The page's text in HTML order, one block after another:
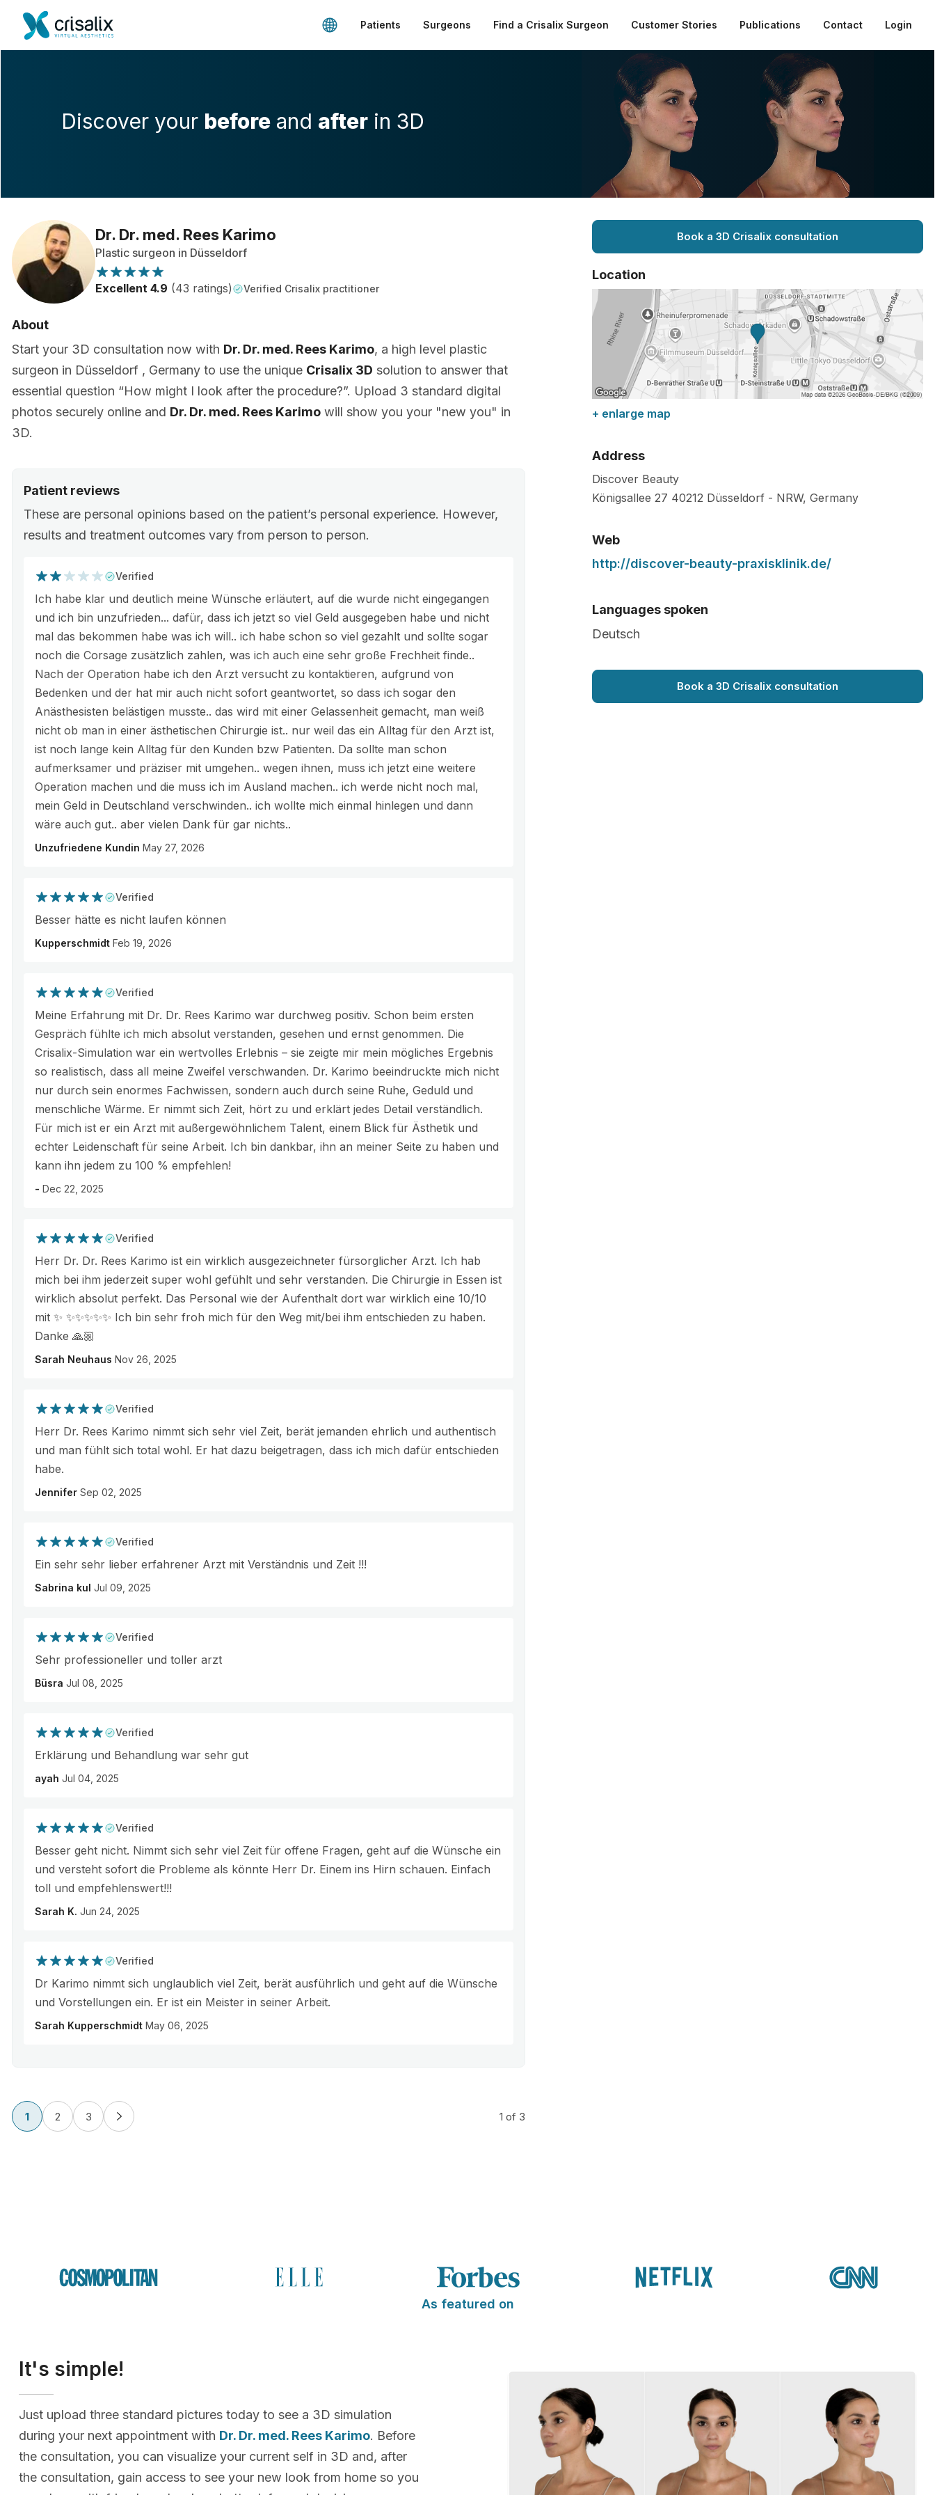
Patients Surgeons Find a Crisalix Surgeon Customer Stories Publications Contact Login
Discover your before and after in 3D
Dr. Dr. med. Rees Karimo
Plastic surgeon in Düsseldorf
Excellent 4.9 (43 ratings) Verified Crisalix practitioner
About
Start your 3D consultation now with Dr. Dr. med. Rees Karimo, a high level plastic
surgeon in Düsseldorf , Germany to use the unique Crisalix 3D solution to answer that
essential question “How might I look after the procedure?”. Upload 3 standard digital
photos securely online and Dr. Dr. med. Rees Karimo will show you your "new you" in
3D.
Patient reviews
These are personal opinions based on the patient’s personal experience. However,
results and treatment outcomes vary from person to person.
Verified
Ich habe klar und deutlich meine Wünsche erläutert, auf die wurde nicht eingegangen
und ich bin unzufrieden... dafür, dass ich jetzt so viel Geld ausgegeben habe und nicht
mal das bekommen habe was ich will.. ich habe schon so viel gezahlt und sollte sogar
noch die Corsage zusätzlich zahlen, was ich auch eine sehr große Frechheit finde..
Nach der Operation habe ich den Arzt versucht zu kontaktieren, aufgrund von
Bedenken und der hat mir auch nicht sofort geantwortet, so dass ich sogar den
Anästhesisten belästigen musste.. das wird mit einer Gelassenheit gemacht, man weiß
nicht ob man in einer ästhetischen Chirurgie ist.. nur weil das ein Alltag für den Arzt ist,
ist noch lange kein Alltag für den Kunden bzw Patienten. Da sollte man schon
aufmerksamer und präziser mit umgehen.. wegen ihnen, muss ich jetzt eine weitere
Operation machen und die muss ich im Ausland machen.. ich werde nicht noch mal,
mein Geld in Deutschland verschwinden.. ich wollte mich einmal hinlegen und dann
wäre auch gut.. aber vielen Dank für gar nichts..
Unzufriedene Kundin May 27, 2026
Verified
Besser hätte es nicht laufen können
Kupperschmidt Feb 19, 2026
Verified
Meine Erfahrung mit Dr. Dr. Rees Karimo war durchweg positiv. Schon beim ersten
Gespräch fühlte ich mich absolut verstanden, gesehen und ernst genommen. Die
Crisalix-Simulation war ein wertvolles Erlebnis – sie zeigte mir mein mögliches Ergebnis
so realistisch, dass all meine Zweifel verschwanden. Dr. Karimo beeindruckte mich nicht
nur durch sein enormes Fachwissen, sondern auch durch seine Ruhe, Geduld und
menschliche Wärme. Er nimmt sich Zeit, hört zu und erklärt jedes Detail verständlich.
Für mich ist er ein Arzt mit außergewöhnlichem Talent, einem Blick für Ästhetik und
echter Leidenschaft für seine Arbeit. Ich bin dankbar, ihn an meiner Seite zu haben und
kann ihn jedem zu 100 % empfehlen!
- Dec 22, 2025
Verified
Herr Dr. Dr. Rees Karimo ist ein wirklich ausgezeichneter fürsorglicher Arzt. Ich hab
mich bei ihm jederzeit super wohl gefühlt und sehr verstanden. Die Chirurgie in Essen ist
wirklich absolut perfekt. Das Personal wie der Aufenthalt dort war wirklich eine 10/10
mit ✨ ✨✨✨✨✨ Ich bin sehr froh mich für den Weg mit/bei ihm entschieden zu haben.
Danke 🙏🏼
Sarah Neuhaus Nov 26, 2025
Verified
Herr Dr. Rees Karimo nimmt sich sehr viel Zeit, berät jemanden ehrlich und authentisch
und man fühlt sich total wohl. Er hat dazu beigetragen, dass ich mich dafür entschieden
habe.
Jennifer Sep 02, 2025
Verified
Ein sehr sehr lieber erfahrener Arzt mit Verständnis und Zeit !!!
Sabrina kul Jul 09, 2025
Verified
Sehr professioneller und toller arzt
Büsra Jul 08, 2025
Verified
Erklärung und Behandlung war sehr gut
ayah Jul 04, 2025
Verified
Besser geht nicht. Nimmt sich sehr viel Zeit für offene Fragen, geht auf die Wünsche ein
und versteht sofort die Probleme als könnte Herr Dr. Einem ins Hirn schauen. Einfach
toll und empfehlenswert!!!
Sarah K. Jun 24, 2025
Verified
Dr Karimo nimmt sich unglaublich viel Zeit, berät ausführlich und geht auf die Wünsche
und Vorstellungen ein. Er ist ein Meister in seiner Arbeit.
Sarah Kupperschmidt May 06, 2025
1 2 3 1 of 3
Book a 3D Crisalix consultation
Location
+ enlarge map
Address
Discover Beauty
Königsallee 27 40212 Düsseldorf - NRW, Germany
Web
http://discover-beauty-praxisklinik.de/
Languages spoken
Deutsch
Book a 3D Crisalix consultation
As featured on
It's simple!
Just upload three standard pictures today to see a 3D simulation
during your next appointment with Dr. Dr. med. Rees Karimo. Before
the consultation, you can visualize your current self in 3D and, after
the consultation, gain access to see your new look from home so you